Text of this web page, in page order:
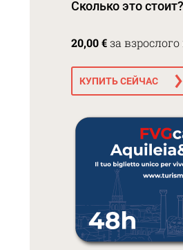
Сколько это стоит?
20,00 €за
КУПИТЬ СЕЙЧАС